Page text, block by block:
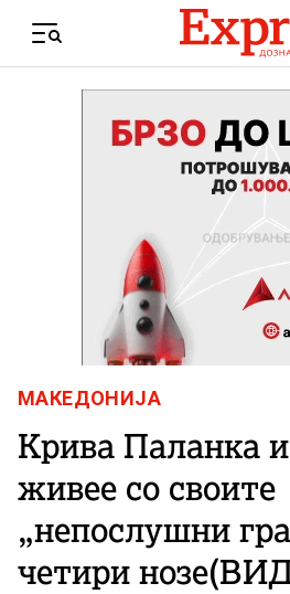
Menu
МАКЕДОНИЈА
Крива Паланка
живее со своите
„непослушни
четири